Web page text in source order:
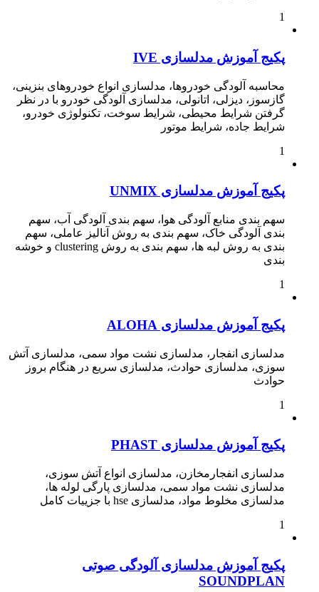
1
پکیج آموزش مدلسازی IVE
محاسبه آلودگی خودروها، مدلسازی انواع خودروهای بنزینی،
گازسوز، دیزلی، اتانولی، مدلسازی آلودگی خودرو با در نظر
گرفتن شرایط محیطی، شرایط سوخت، تکنولوژی خودرو،
شرایط جاده، شرایط موتور
1
پکیج آموزش مدلسازی UNMIX
سهم بندی منابع آلودگی هوا، سهم بندی آلودگی آب، سهم
بندی آلودگی خاک، سهم بندی به روش آنالیز عاملی، سهم
بندی به روش لبه ها، سهم بندی به روش clustering و خوشه
بندی
1
پکیج آموزش مدلسازی ALOHA
مدلسازی انفجار، مدلسازی نشت مواد سمی، مدلسازی آتش
سوزی، مدلسازی حوادث، مدلسازی سریع در هنگام بروز
حوادث
1
پکیج آموزش مدلسازی PHAST
مدلسازی انفجارمخازن، مدلسازی انواع آتش سوزی،
مدلسازی نشت مواد سمی، مدلسازی پارگی لوله ها،
مدلسازی مخلوط مواد، مدلسازی hse با جزییات کامل
1
پکیج آموزش مدلسازی آلودگی صوتی
SOUNDPLAN